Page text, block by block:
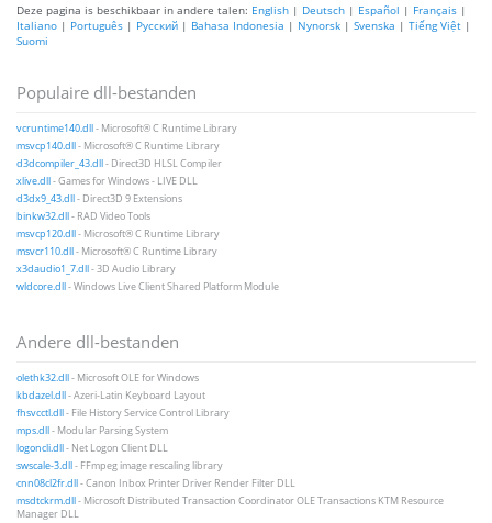
Deze pagina is beschikbaar in andere talen: English | Deutsch | Español | Français |
Italiano | Português | Русский | Bahasa Indonesia | Nynorsk | Svenska | Tiếng Việt |
Suomi
Populaire dll-bestanden
vcruntime140.dll- Microsoft® C Runtime Library
msvcp140.dll- Microsoft® C Runtime Library
d3dcompiler_43.dll- Direct3D HLSL Compiler
xlive.dll- Games for Windows - LIVE DLL
d3dx9_43.dll- Direct3D 9 Extensions
binkw32.dll- RAD Video Tools
msvcp120.dll- Microsoft® C Runtime Library
msvcr110.dll- Microsoft® C Runtime Library
x3daudio1_7.dll- 3D Audio Library
wldcore.dll- Windows Live Client Shared Platform Module
Andere dll-bestanden
olethk32.dll- Microsoft OLE for Windows
kbdazel.dll- Azeri-Latin Keyboard Layout
fhsvcctl.dll- File History Service Control Library
mps.dll- Modular Parsing System
logoncli.dll- Net Logon Client DLL
swscale-3.dll- FFmpeg image rescaling library
cnn08cl2fr.dll- Canon Inbox Printer Driver Render Filter DLL
msdtckrm.dll- Microsoft Distributed Transaction Coordinator OLE Transactions KTM Resource
Manager DLL